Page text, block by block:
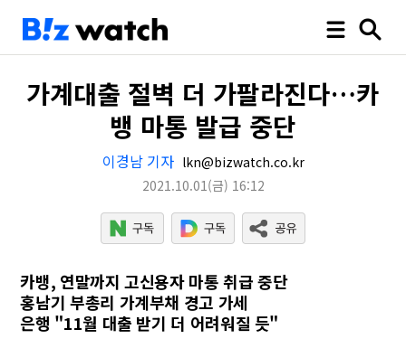
가계대출 절벽 더 가팔라진다…카
뱅 마통 발급 중단
이경남 기자 lkn@bizwatch.co.kr
2021.10.01(금) 16:12
카뱅, 연말까지 고신용자 마통 취급 중단
홍남기 부총리 가계부채 경고 가세
은행 "11월 대출 받기 더 어려워질 듯"